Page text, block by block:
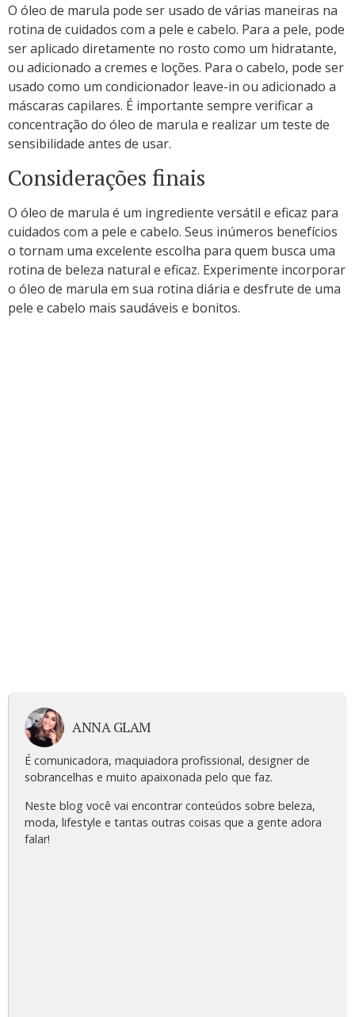
O óleo de marula pode ser usado de várias maneiras na
rotina de cuidados com a pele e cabelo. Para a pele, pode
ser aplicado diretamente no rosto como um hidratante,
ou adicionado a cremes e loções. Para o cabelo, pode ser
usado como um condicionador leave-in ou adicionado a
máscaras capilares. É importante sempre verificar a
concentração do óleo de marula e realizar um teste de
sensibilidade antes de usar.
Considerações finais
O óleo de marula é um ingrediente versátil e eficaz para
cuidados com a pele e cabelo. Seus inúmeros benefícios
o tornam uma excelente escolha para quem busca uma
rotina de beleza natural e eficaz. Experimente incorporar
o óleo de marula em sua rotina diária e desfrute de uma
pele e cabelo mais saudáveis e bonitos.
ANNA GLAM
É comunicadora, maquiadora profissional, designer de
sobrancelhas e muito apaixonada pelo que faz.
Neste blog você vai encontrar conteúdos sobre beleza,
moda, lifestyle e tantas outras coisas que a gente adora
falar!